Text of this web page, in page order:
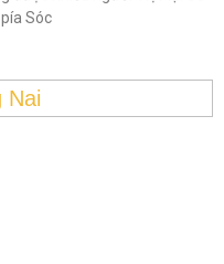
Sóc